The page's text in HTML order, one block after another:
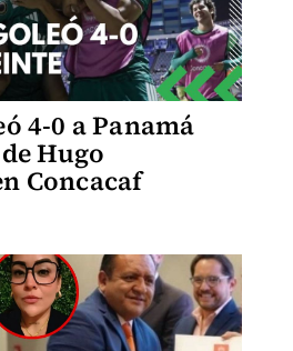
4-0 a Panamá
Hugo
Concacaf